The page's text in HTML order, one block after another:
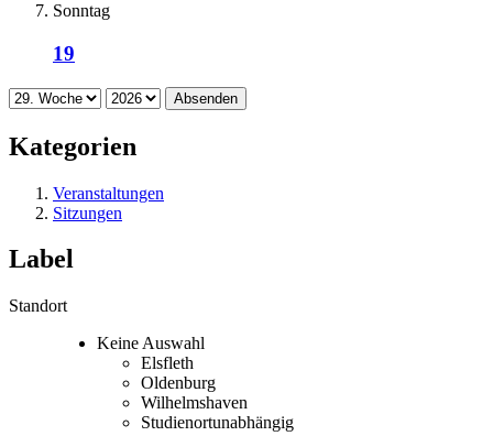
Sonntag
19
Absenden
Kategorien
Veranstaltungen
Sitzungen
Label
Standort
Keine Auswahl
Elsfleth
Oldenburg
Wilhelmshaven
Studienortunabhängig